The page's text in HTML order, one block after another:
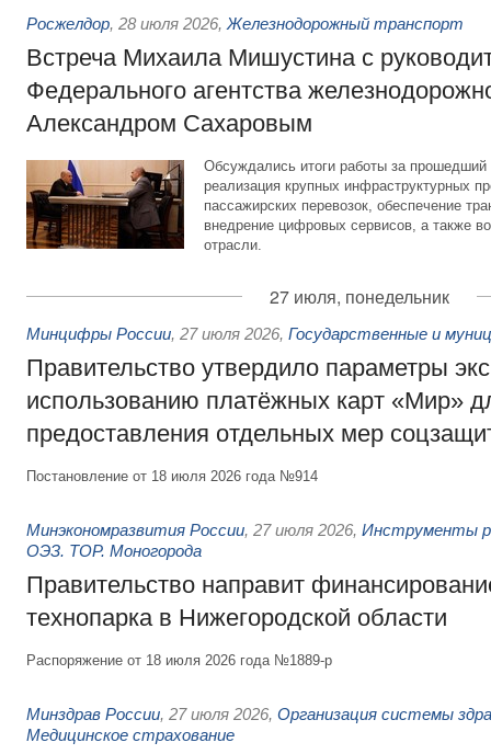
Росжелдор, 28 июля 2026, Железнодорожный транспорт
Встреча Михаила Мишустина с
Федерального агентства
Александром Сахаровым
Обсуждались итоги работы за
реализация крупных инфраструктурных
пассажирских перевозок, обеспечение
внедрение цифровых сервисов, а также
отрасли.
27 июля, понедельник
Минцифры России, 27 июля 2026, Государственные и
Правительство утвердило параметры
использованию платёжных карт «Мир»
предоставления отдельных мер
Постановление от 18 июля 2026 года №914
Минэкономразвития России, 27 июля 2026, Инструменты
ОЭЗ. ТОР. Моногорода
Правительство направит
технопарка в Нижегородской области
Распоряжение от 18 июля 2026 года №1889-р
Минздрав России, 27 июля 2026, Организация системы
Медицинское страхование